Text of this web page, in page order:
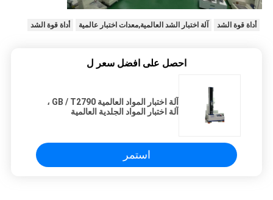
أداة قوة الشد آلة اختبار الشد العالمية,معدات اختبار عالمية أداة قوة الشد
احصل على افضل سعر ل
آلة اختبار المواد العالمية GB / T2790 ،
آلة اختبار المواد الجلدية العالمية
استمر